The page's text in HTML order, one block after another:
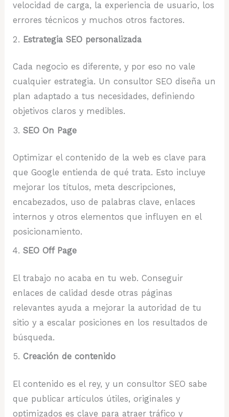
velocidad de carga, la experiencia de usuario, los
errores técnicos y muchos otros factores.
Estrategia SEO personalizada
Cada negocio es diferente, y por eso no vale
cualquier estrategia. Un consultor SEO diseña un
plan adaptado a tus necesidades, definiendo
objetivos claros y medibles.
SEO On Page
Optimizar el contenido de la web es clave para
que Google entienda de qué trata. Esto incluye
mejorar los títulos, meta descripciones,
encabezados, uso de palabras clave, enlaces
internos y otros elementos que influyen en el
posicionamiento.
SEO Off Page
El trabajo no acaba en tu web. Conseguir
enlaces de calidad desde otras páginas
relevantes ayuda a mejorar la autoridad de tu
sitio y a escalar posiciones en los resultados de
búsqueda.
Creación de contenido
El contenido es el rey, y un consultor SEO sabe
que publicar artículos útiles, originales y
optimizados es clave para atraer tráfico y